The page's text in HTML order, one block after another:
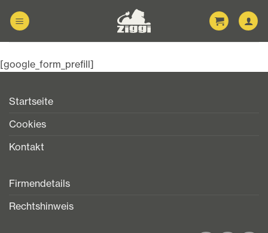
Inhalt
[google_form_prefill]
Startseite
Cookies
Kontakt
Firmendetails
Rechtshinweis